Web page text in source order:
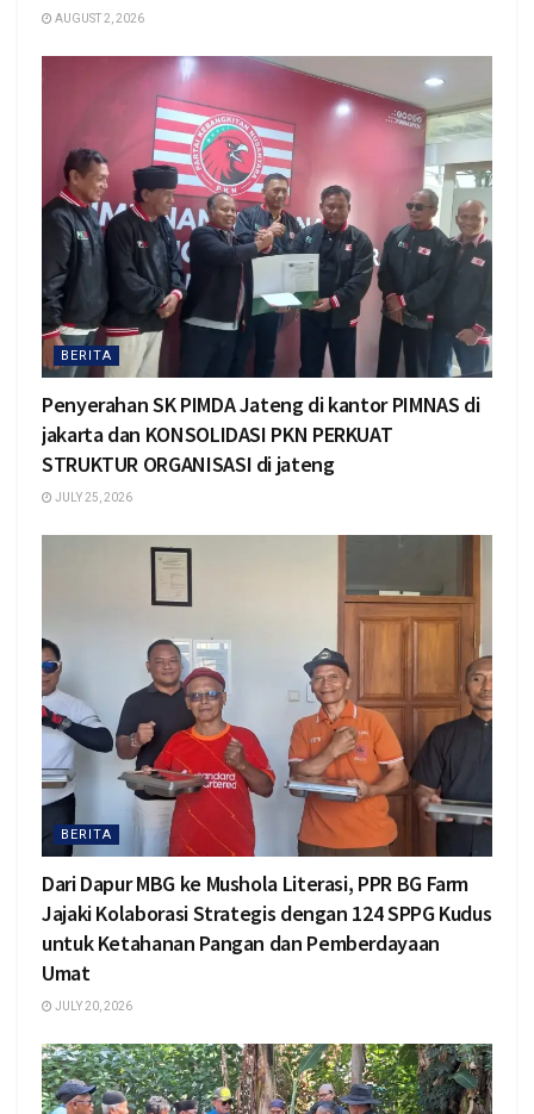
AUGUST 2, 2026
BERITA
Penyerahan SK PIMDA Jateng di kantor PIMNAS di
jakarta dan KONSOLIDASI PKN PERKUAT
STRUKTUR ORGANISASI di jateng
JULY 25, 2026
BERITA
Dari Dapur MBG ke Mushola Literasi, PPR BG Farm
Jajaki Kolaborasi Strategis dengan 124 SPPG Kudus
untuk Ketahanan Pangan dan Pemberdayaan
Umat
JULY 20, 2026